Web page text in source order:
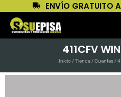
ENVÍO GRATUITO
411CFV
Inicio /Tienda /Guantes /